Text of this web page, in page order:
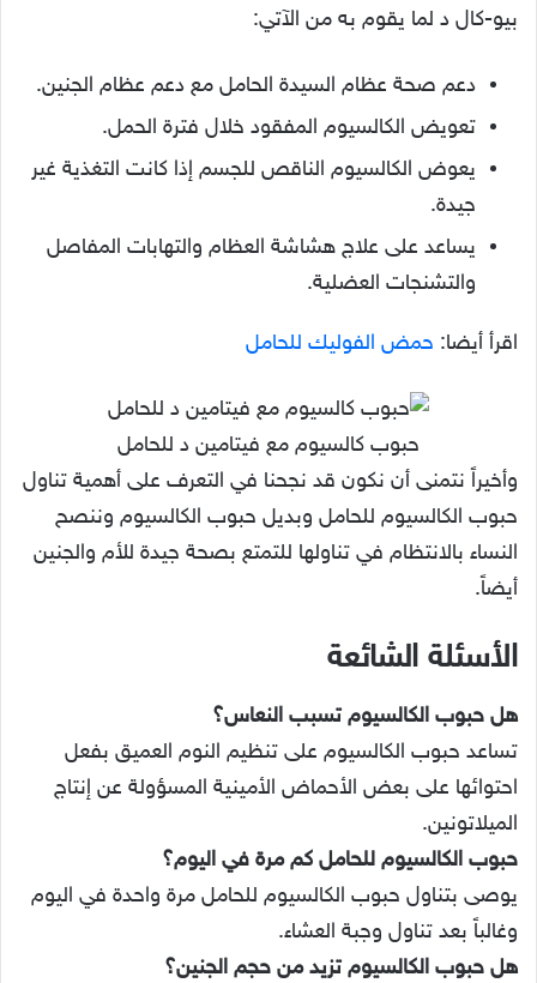
بيو-كال د لما يقوم به من الآتي:
دعم صحة عظام السيدة الحامل مع دعم عظام الجنين.
تعويض الكالسيوم المفقود خلال فترة الحمل.
يعوض الكالسيوم الناقص للجسم إذا كانت التغذية غير
جيدة.
يساعد على علاج هشاشة العظام والتهابات المفاصل
والتشنجات العضلية.
اقرأ أيضا: حمض الفوليك للحامل
حبوب كالسيوم مع فيتامين د للحامل
وأخيراً نتمنى أن نكون قد نجحنا في التعرف على أهمية تناول
حبوب الكالسيوم للحامل وبديل حبوب الكالسيوم وننصح
النساء بالانتظام في تناولها للتمتع بصحة جيدة للأم والجنين
أيضاً.
الأسئلة الشائعة
هل حبوب الكالسيوم تسبب النعاس؟
تساعد حبوب الكالسيوم على تنظيم النوم العميق بفعل
احتوائها على بعض الأحماض الأمينية المسؤولة عن إنتاج
الميلاتونين.
حبوب الكالسيوم للحامل كم مرة في اليوم؟
يوصى بتناول حبوب الكالسيوم للحامل مرة واحدة في اليوم
وغالباً بعد تناول وجبة العشاء.
هل حبوب الكالسيوم تزيد من حجم الجنين؟